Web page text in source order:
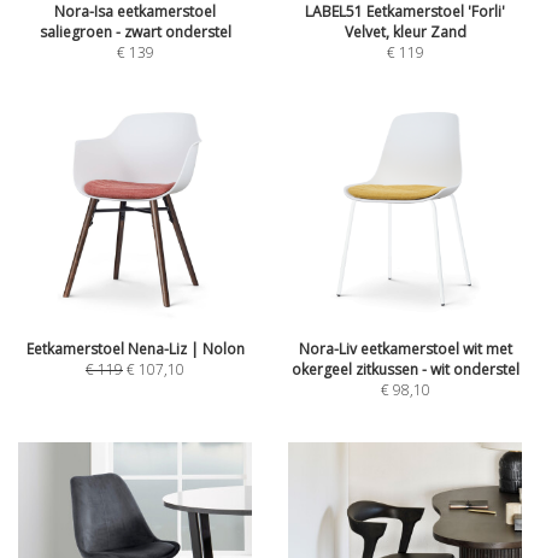
Nora-Isa eetkamerstoel
saliegroen - zwart onderstel
€ 139
LABEL51 Eetkamerstoel 'Forli'
Velvet, kleur Zand
€ 119
Eetkamerstoel Nena-Liz | Nolon
€119€ 107,10
Nora-Liv eetkamerstoel wit met
okergeel zitkussen - wit onderstel
€98,10